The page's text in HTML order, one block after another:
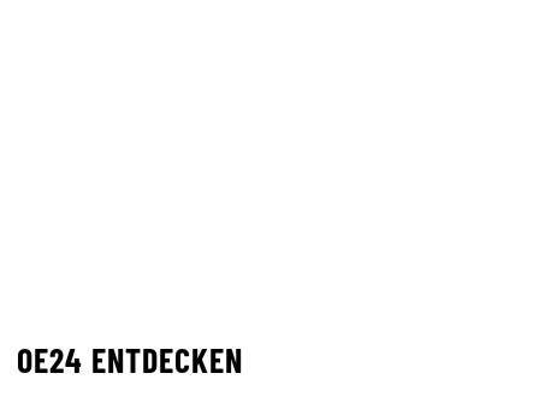
OE24 ENTDECKEN